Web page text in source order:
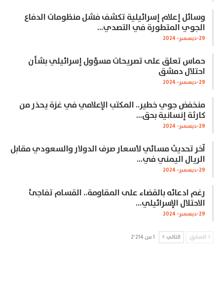
وسائل إعلام إسرائيلية تكشف فشل منظومات الدفاع
الجوي المتطورة في التصدي…
29-ديسمبر- 2024
حماس تعلق على تصريحات مسؤول إسرائيلي بشأن
احتلال دمشق
29-ديسمبر- 2024
منخفض جوي خطير.. المكتب الإعلامي في غزة يحذر من
كارثة إنسانية بحق…
29-ديسمبر- 2024
آخر تحديث مسائي لأسعار صرف الدولار والسعودي مقابل
الريال اليمني في…
29-ديسمبر- 2024
رغم ادعائه بالقضاء على المقاومة.. القسام تفاجئ
الاحتلال الإسرائيلي…
29-ديسمبر- 2024
السابق التالي 1 من 2٬214